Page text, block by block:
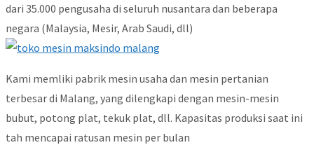
dari 35.000 pengusaha di seluruh nusantara dan beberapa
negara (Malaysia, Mesir, Arab Saudi, dll)
Kami memliki pabrik mesin usaha dan mesin pertanian
terbesar di Malang, yang dilengkapi dengan mesin-mesin
bubut, potong plat, tekuk plat, dll. Kapasitas produksi saat ini
tah mencapai ratusan mesin per bulan